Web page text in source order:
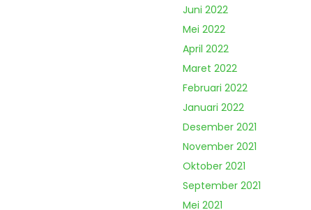
Juni 2022
Mei 2022
April 2022
Maret 2022
Februari 2022
Januari 2022
Desember 2021
November 2021
Oktober 2021
September 2021
Mei 2021